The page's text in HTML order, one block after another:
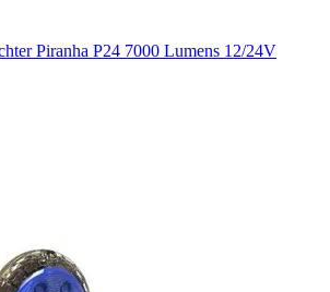
Piranha P24 7000 Lumens 12/24V